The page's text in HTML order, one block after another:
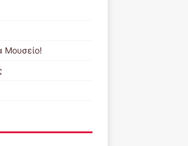
Μουσείο!